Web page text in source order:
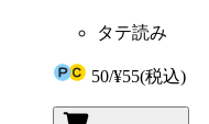
タテ読み
50/¥55(税込)